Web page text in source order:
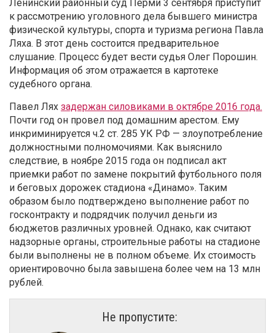
Ленинский районный суд Перми 3 сентября приступит
к рассмотрению уголовного дела бывшего министра
физической культуры, спорта и туризма региона Павла
Ляха. В этот день состоится предварительное
слушание. Процесс будет вести судья Олег Порошин.
Информация об этом отражается в картотеке
судебного органа.
Павел Лях задержан силовиками в октябре 2016 года.
Почти год он провел под домашним арестом. Ему
инкриминируется ч.2 ст. 285 УК РФ — злоупотребление
должностными полномочиями. Как выяснило
следствие, в ноябре 2015 года он подписал акт
приемки работ по замене покрытий футбольного поля
и беговых дорожек стадиона «Динамо». Таким
образом было подтверждено выполнение работ по
госконтракту и подрядчик получил деньги из
бюджетов различных уровней. Однако, как считают
надзорные органы, строительные работы на стадионе
были выполнены не в полном объеме. Их стоимость
ориентировочно была завышена более чем на 13 млн
рублей.
Не пропустите: